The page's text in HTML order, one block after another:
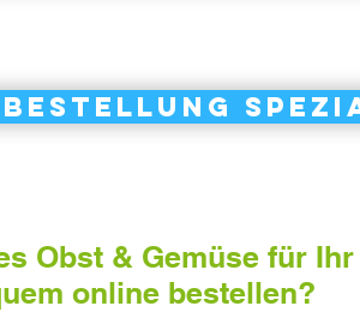
Obst & Gemüse für
online bestellen?